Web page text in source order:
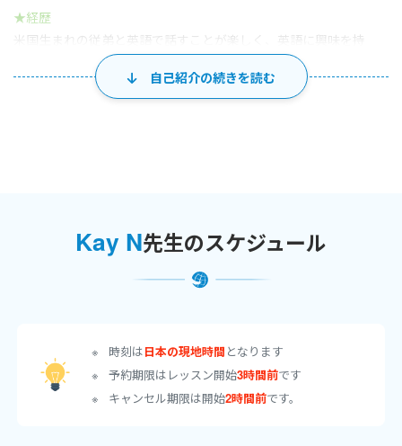
★経歴
米国生まれの従弟と英語で話すことが楽しく、英語に興味を持
ち、高校時代に短期留学。大学は日本で英文科を専攻し、在学中
にNZへ留学。その後アメリカへ留学し、外国語教育学修士課程修
毎年6・7月はレッスン可能な時間帯がかなり少ないです。
自己紹介の続きを読む
Kay N先生のスケジュール
時刻は日本の現地時間 となります
予約期限はレッスン開始3時間前です
キャンセル期限は開始2時間前です。